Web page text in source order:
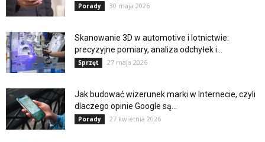
Porady 30 maja 2026
Skanowanie 3D w automotive i lotnictwie:
precyzyjne pomiary, analiza odchyłek i...
Sprzęt 27 maja 2026
Jak budować wizerunek marki w Internecie, czyli
dlaczego opinie Google są...
Porady 27 kwietnia 2026